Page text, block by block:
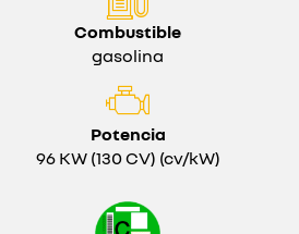
Combustible
gasolina
Potencia
96 KW (130 CV) (cv/kW)